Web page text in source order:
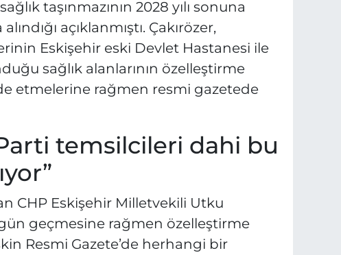
taşınmazının 2028 yılı sonuna
açıklanmıştı. Çakırözer,
Eskişehir eski Devlet Hastanesi ile
sağlık alanlarının özelleştirme
etmelerine rağmen resmi gazetede
temsilcileri dahi bu
CHP Eskişehir Milletvekili Utku
gün geçmesine rağmen özelleştirme
Resmi Gazete’de herhangi bir